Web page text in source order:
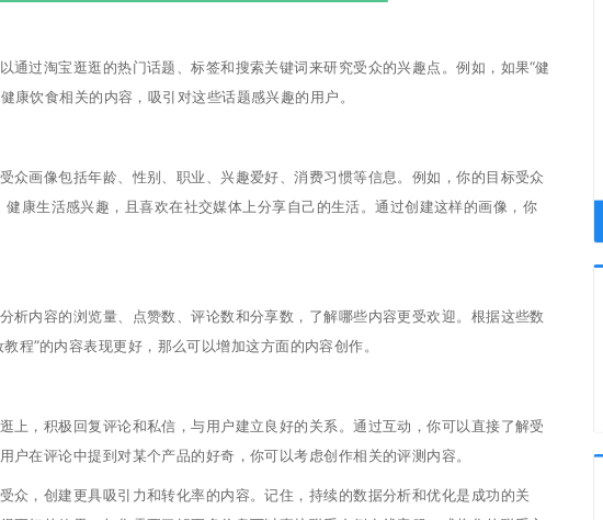
过淘宝逛逛的热门话题、标签和搜索关键词来研究受众的兴趣点。例如，如果“健
康饮食相关的内容，吸引对这些话题感兴趣的用户。
画像包括年龄、性别、职业、兴趣爱好、消费习惯等信息。例如，你的目标受众
康生活感兴趣，且喜欢在社交媒体上分享自己的生活。通过创建这样的画像，你
内容的浏览量、点赞数、评论数和分享数，了解哪些内容更受欢迎。根据这些数
程”的内容表现更好，那么可以增加这方面的内容创作。
，积极回复评论和私信，与用户建立良好的关系。通过互动，你可以直接了解受
在评论中提到对某个产品的好奇，你可以考虑创作相关的评测内容。
，创建更具吸引力和转化率的内容。记住，持续的数据分析和优化是成功的关